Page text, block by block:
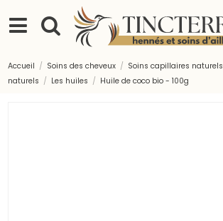
Accueil Soins des cheveux Soins capillaires naturels
naturels
Les huiles Huile de coco bio - 100g